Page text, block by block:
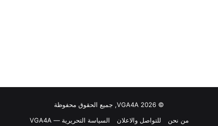
© VGA4A 2026, جميع الحقوق محفوظة
من نحن
للتواصل والاعلان السياسة التحريرية — VGA4A